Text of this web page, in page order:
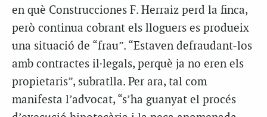
en què Construcciones F. Herraiz perd la finca,
però continua cobrant els lloguers es produeix
una situació de “frau”. “Estaven defraudant-los
amb contractes il·legals, perquè ja no eren els
propietaris”, subratlla. Per ara, tal com
manifesta l’advocat, “s’ha guanyat el procés